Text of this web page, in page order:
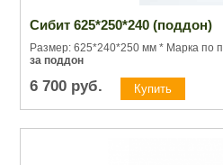
Сибит 625*250*240 (поддон)
Размер: 625*240*250 мм * Марка по
за поддон
6 700 руб.